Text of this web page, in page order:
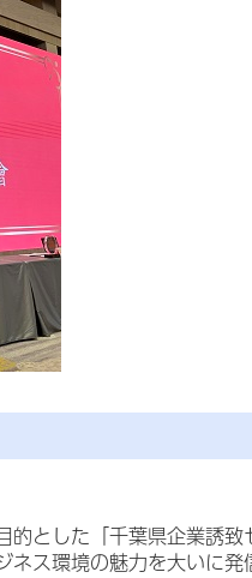
とした「千葉県企業誘
ス環境の魅力を大いに発